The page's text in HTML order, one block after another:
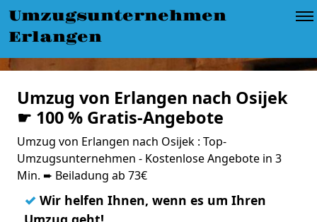
Umzugsunternehmen
Erlangen
Umzug von Erlangen nach Osijek
☛ 100 % Gratis-Angebote
Umzug von Erlangen nach Osijek : Top-
Umzugsunternehmen - Kostenlose Angebote in 3
Min. ➨ Beiladung ab 73€
✓ Wir helfen Ihnen, wenn es um Ihren